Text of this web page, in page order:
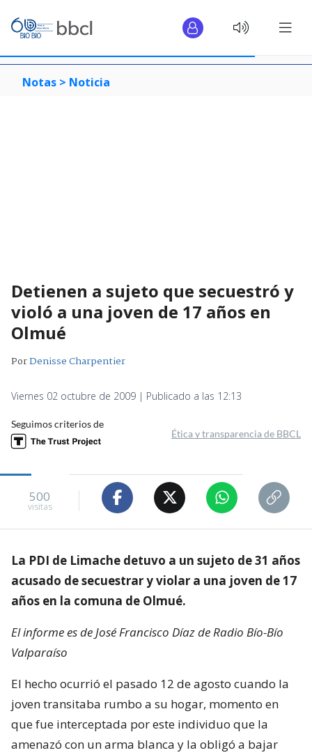
Notas > Noticia
Detienen a sujeto que secuestró y
violó a una joven de 17 años en
Olmué
PorDenisse Charpentier
Viernes 02 octubre de 2009 | Publicado a las 12:13
Seguimos criterios de
Ética y transparencia de BBCL
500
visitas
La PDI de Limache detuvo a un sujeto de 31 años
acusado de secuestrar y violar a una joven de 17
años en la comuna de Olmué.
El informe es de José Francisco Díaz de Radio Bío-Bío
Valparaíso
El hecho ocurrió el pasado 12 de agosto cuando la
joven transitaba rumbo a su hogar, momento en
que fue interceptada por este individuo que la
amenazó con un arma blanca y la obligó a bajar